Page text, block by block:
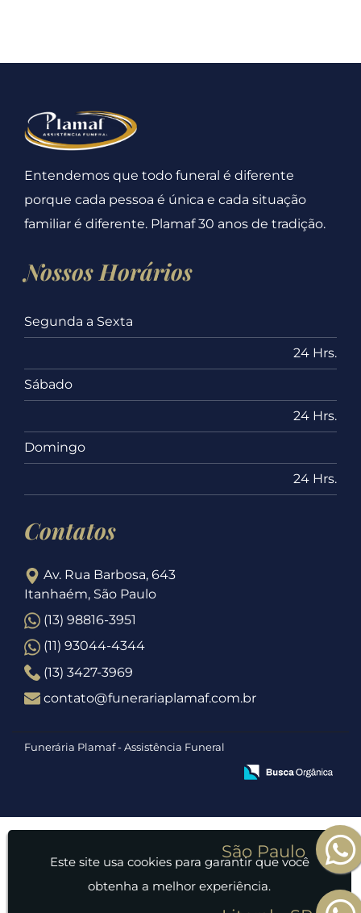
Entendemos que todo funeral é diferente
porque cada pessoa é única e cada situação
familiar é diferente. Plamaf 30 anos de tradição.
Nossos Horários
Segunda a Sexta
24 Hrs.
Sábado
24 Hrs.
Domingo
24 Hrs.
Contatos
Av. Rua Barbosa, 643
Itanhaém, São Paulo
(13) 98816-3951
(11) 93044-4344
(13) 3427-3969
contato@funerariaplamaf.com.br
Funerária Plamaf - Assistência Funeral
Este site usa cookies para garantir que você
obtenha a melhor experiência.